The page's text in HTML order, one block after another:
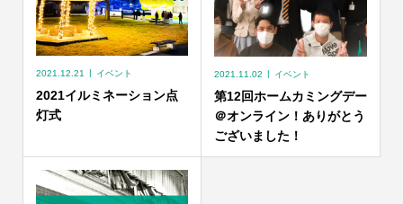
2021.12.21 イベント
2021イルミネーション点
灯式
2021.11.02 イベント
第12回ホームカミングデー
＠オンライン！ありがとう
ございました！